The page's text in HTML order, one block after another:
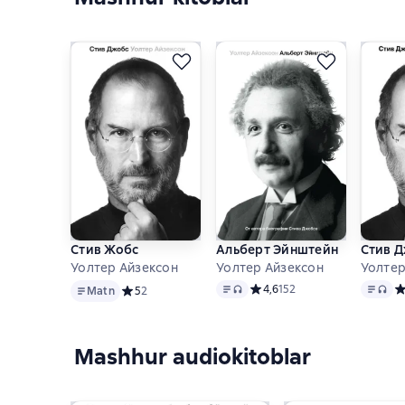
Стив Жобс
Уолтер Айзексон
MatnMatn Средний рейтинг 5 на основе 2 оценок
52
Альберт Эйнштейн
Уолтер Айзексон
Matn , audio format mavjud
Средний рейтинг 4,6 на
4,6152
Стив
Matn ,
Mashhur audiokitoblar